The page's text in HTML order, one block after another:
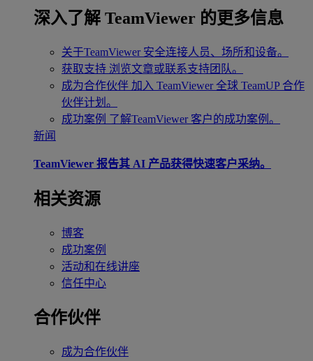
深入了解 TeamViewer 的更多信息
关于TeamViewer 安全连接人员、场所和设备。
获取支持 浏览文章或联系支持团队。
成为合作伙伴 加入 TeamViewer 全球 TeamUP 合作
伙伴计划。
成功案例 了解TeamViewer 客户的成功案例。
新闻
TeamViewer 报告其 AI 产品获得快速客户采纳。
相关资源
博客
成功案例
活动和在线讲座
信任中心
合作伙伴
成为合作伙伴